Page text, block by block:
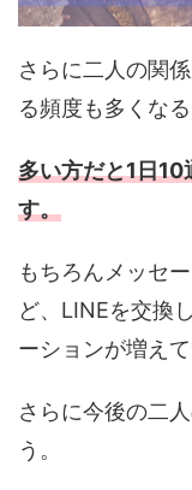
さらに二人の関
る頻度も多くな
多い方だと1日10
す。
もちろんメッセ
ど、LINEを交換
ーションが増えて
さらに今後の二
う。